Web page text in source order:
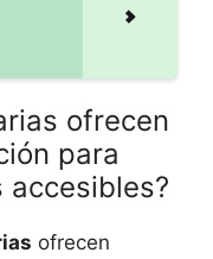
ofrecen
para
accesibles?
ofrecen